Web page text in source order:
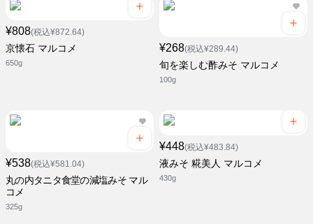
¥808(税込¥872.64)
京懐石 マルコメ
650g
¥268(税込¥289.44)
旬を楽しむ酢みそ マルコメ
100g
¥538(税込¥581.04)
丸の内タニタ食堂の減塩みそ マル
コメ
325g
¥448(税込¥483.84)
液みそ 糀美人 マルコメ
430g